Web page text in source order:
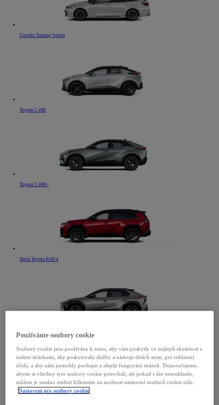
Corolla Touring Sports
Toyota C-HR
Toyota C-HR+
Nová Toyota RAV4
Toyota bZ4X
Používáme soubory cookie
Soubory cookie jsou používány k tomu, aby vám poskytly co nejlepší zkušenost s
našimi stránkami, aby poskytovaly služby a nástroje třetích stran, pro reklamní
účely, a aby nám pomohly pochopit a zlepšit fungování stránek. Doporučujeme,
abyste si všechny tyto soubory cookie ponechali, ale pokud s tím nesouhlasíte,
můžete je snadno změnit kliknutím na možnost nastavení souborů cookie níže.
Nastavení pro soubory cookie